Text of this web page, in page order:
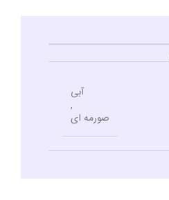
آبی
,
صورمه ای